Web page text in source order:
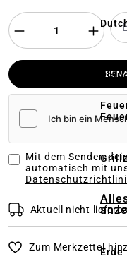
Erde
Mit dem Senden
automatisch mit
Aktuell nicht
Zum Merkzettel